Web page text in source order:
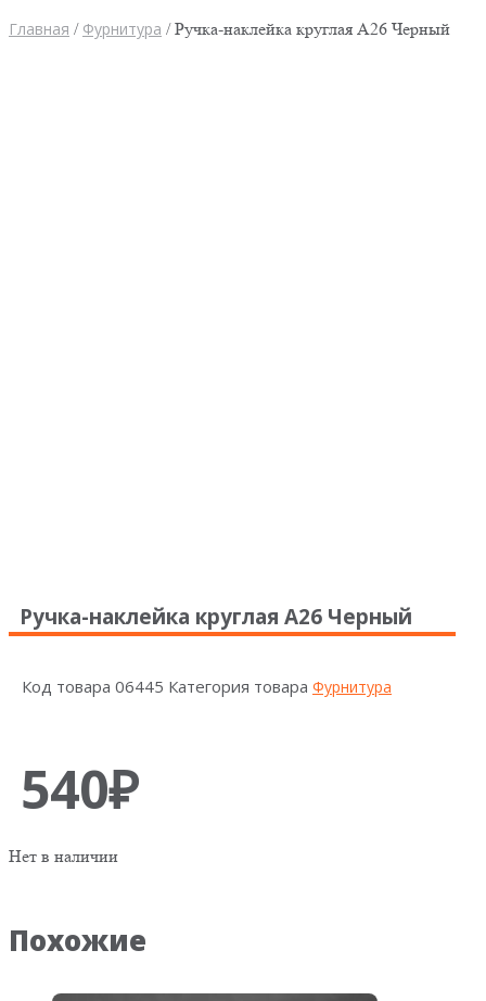
Главная / Фурнитура / Ручка-наклейка круглая А26 Черный
Ручка-наклейка круглая А26 Черный
Код товара 06445 Категория товара Фурнитура
540₽
Нет в наличии
Похожие